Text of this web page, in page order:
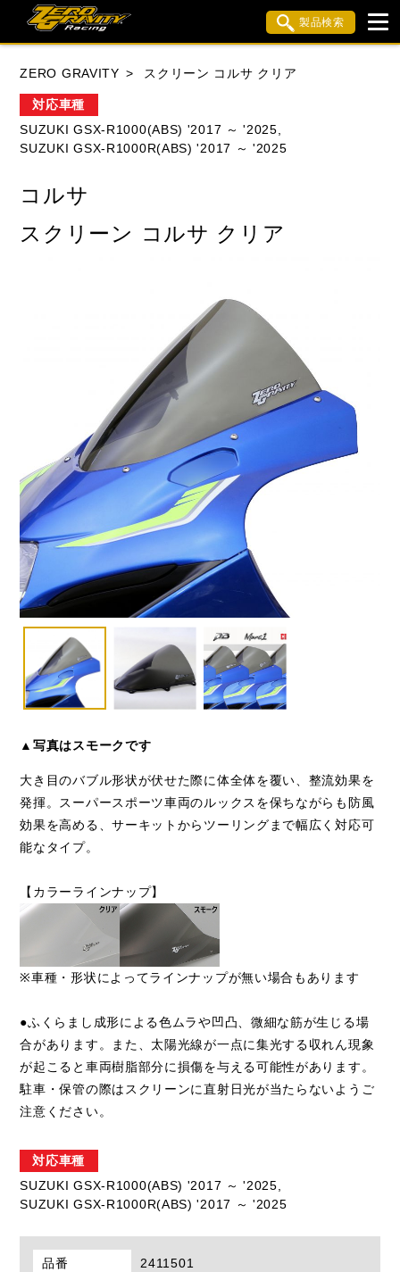
製品検索
YAMAHA
KAWASAKI
DUCATI MV AGUSTA TRIUMPH
閉じる
ZERO GRAVITY スクリーン コルサ クリア
対応車種
SUZUKI GSX-R1000(ABS) '2017 ～ '2025,
SUZUKI GSX-R1000R(ABS) '2017 ～ '2025
コルサ
スクリーン コルサ クリア
▲写真はスモークです
大き目のバブル形状が伏せた際に体全体を覆い、整流効果を
発揮。スーパースポーツ車両のルックスを保ちながらも防風
効果を高める、サーキットからツーリングまで幅広く対応可
能なタイプ。
【カラーラインナップ】
※車種・形状によってラインナップが無い場合もあります
●ふくらまし成形による色ムラや凹凸、微細な筋が生じる場
合があります。また、太陽光線が一点に集光する収れん現象
が起こると車両樹脂部分に損傷を与える可能性があります。
駐車・保管の際はスクリーンに直射日光が当たらないようご
注意ください。
対応車種
SUZUKI GSX-R1000(ABS) '2017 ～ '2025,
SUZUKI GSX-R1000R(ABS) '2017 ～ '2025
品番
2411501